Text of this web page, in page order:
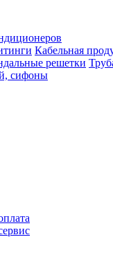
Кабельная
решетки
сифоны